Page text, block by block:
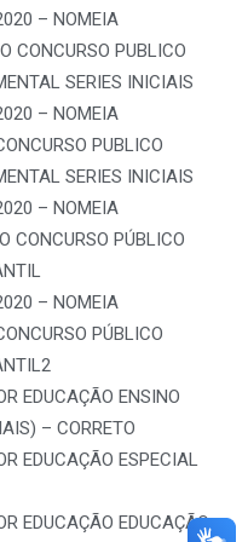
– NOMEIA
CONCURSO PUBLICO
SERIES INICIAIS
– NOMEIA
PUBLICO
SERIES INICIAIS
– NOMEIA
CONCURSO PÚBLICO
– NOMEIA
PÚBLICO
EDUCAÇÃO ENSINO
– CORRETO
EDUCAÇÃO ESPECIAL
EDUCAÇÃO EDUCAÇÃO